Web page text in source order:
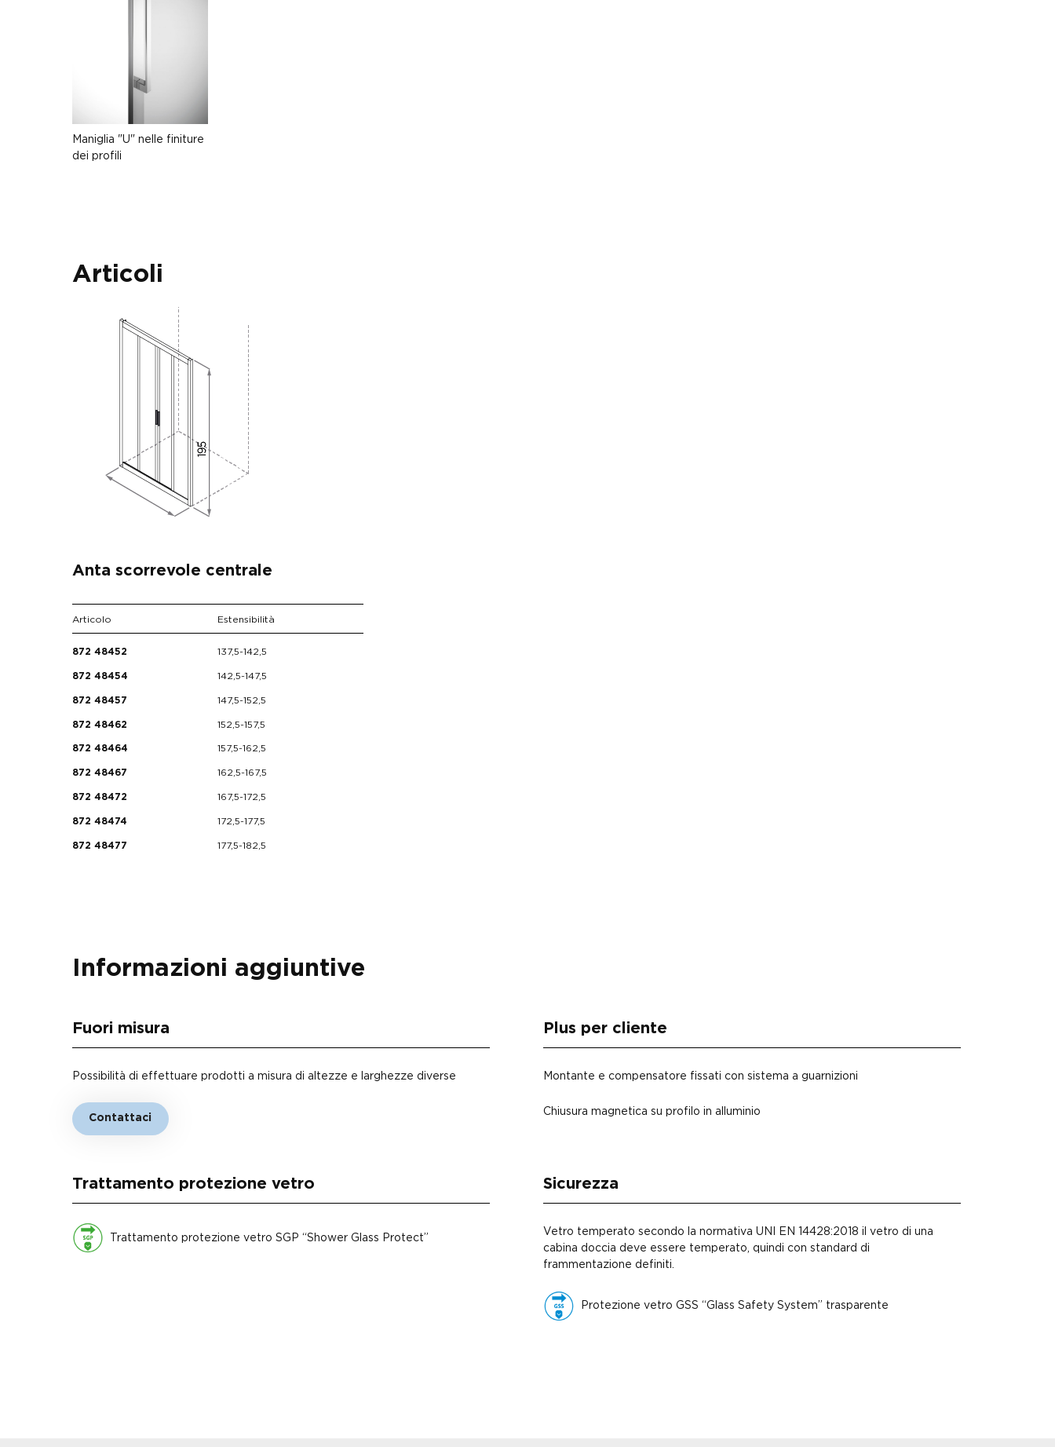
Maniglia "U" nelle finiture
dei profili
Articoli
Anta scorrevole centrale
Articolo Estensibilità
872 48452 137,5-142,5
872 48454 142,5-147,5
872 48457 147,5-152,5
872 48462 152,5-157,5
872 48464 157,5-162,5
872 48467 162,5-167,5
872 48472 167,5-172,5
872 48474 172,5-177,5
872 48477 177,5-182,5
Informazioni aggiuntive
Fuori misura
Possibilità di effettuare prodotti a misura di altezze e larghezze diverse
Contattaci
Plus per cliente
Montante e compensatore fissati con sistema a guarnizioni
Chiusura magnetica su profilo in alluminio
Trattamento protezione vetro
Trattamento protezione vetro SGP “Shower Glass Protect”
Sicurezza
Vetro temperato secondo la normativa UNI EN 14428:2018 il vetro di una
cabina doccia deve essere temperato, quindi con standard di
frammentazione definiti.
Protezione vetro GSS “Glass Safety System” trasparente